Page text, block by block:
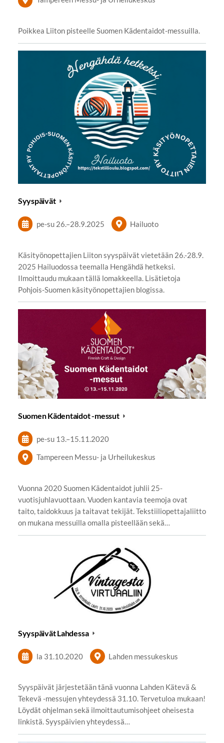
Poikkea Liiton pisteelle Suomen Kädentaidot-messuilla.
Syyspäivät
pe-su 26.–28.9.2025 Hailuoto
Käsityönopettajien Liiton syyspäivät vietetään 26.-28.9.
2025 Hailuodossa teemalla Hengähdä hetkeksi.
Ilmoittaudu mukaan tällä lomakkeella. Lisätietoja
Pohjois-Suomen käsityönopettajien blogissa.
Suomen Kädentaidot -messut
pe-su 13. –15.11.2020
Tampereen Messu- ja Urheilukeskus
Vuonna 2020 Suomen Kädentaidot juhlii 25-
vuotisjuhlavuottaan. Vuoden kantavia teemoja ovat
taito, taidokkuus ja taitavat tekijät. Tekstiiliopettajaliitto
on mukana messuilla omalla pisteellään sekä…
Syyspäivät Lahdessa
la 31.10.2020 Lahden messukeskus
Syyspäivät järjestetään tänä vuonna Lahden Kätevä &
Tekevä -messujen yhteydessä 31.10. Tervetuloa mukaan!
Löydät ohjelman sekä ilmoittautumisohjeet oheisesta
linkistä. Syyspäivien yhteydessä…